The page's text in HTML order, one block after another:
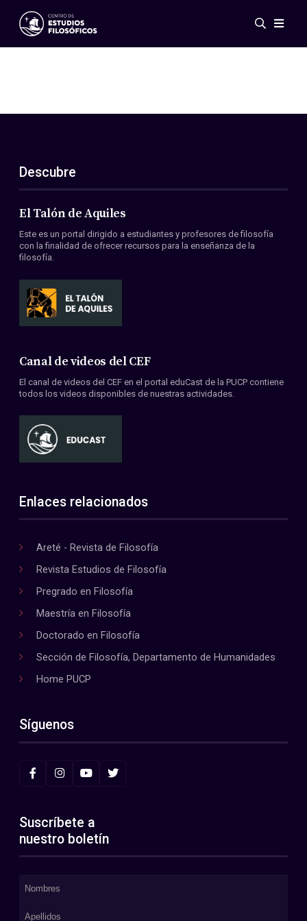
Eventos
ES
EN
Acerca de nosotros
Miembros
Convenios
Descubre
El Talón de Aquiles
Este es un portal dirigido a estudiantes y profesores de filosofía
con la finalidad de ofrecer recursos para la enseñanza de la
filosofía.
Canal de videos del CEF
El canal de videos del CEF en el portal eduCast de la PUCP contiene
todos los videos disponibles de nuestras actividades.
Enlaces relacionados
Areté - Revista de Filosofía
Revista Estudios de Filosofía
Pregrado en Filosofía
Maestría en Filosofía
Doctorado en Filosofía
Sección de Filosofía, Departamento de Humanidades
Home PUCP
Síguenos
Suscríbete a
nuestro boletín